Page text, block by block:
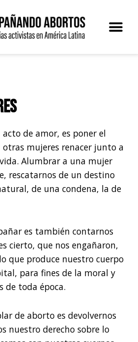
de amor, es poner el
otras mujeres renacer junto a
Alumbrar a una mujer
rescatarnos de un destino
de una condena, la de
es también contarnos
cierto, que nos engañaron,
que produce nuestro cuerpo
para fines de la moral y
de toda época.
de aborto es devolvernos
nuestro derecho sobre lo